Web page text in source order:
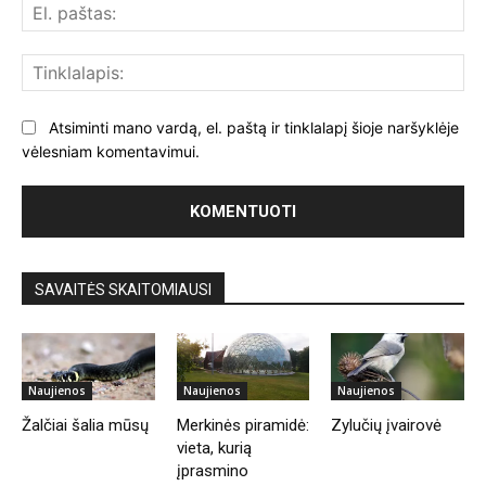
Atsiminti mano vardą, el. paštą ir tinklalapį šioje naršyklėje
vėlesniam komentavimui.
SAVAITĖS SKAITOMIAUSI
Naujienos
Žalčiai šalia mūsų
Naujienos
Merkinės piramidė:
vieta, kurią
įprasmino
Naujienos
Zylučių įvairovė